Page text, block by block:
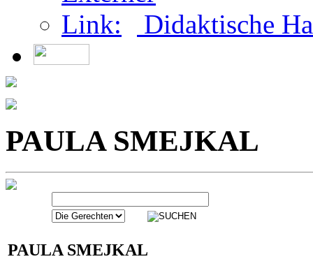
PAULA SMEJKAL
PAULA SMEJKAL
wirkte in Holland,